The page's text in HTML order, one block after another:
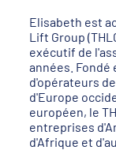
Elisabeth est
Lift Group
exécutif de
années. Fondé
d'opérateurs
d'Europe
européen, le
entreprises
d'Afrique et